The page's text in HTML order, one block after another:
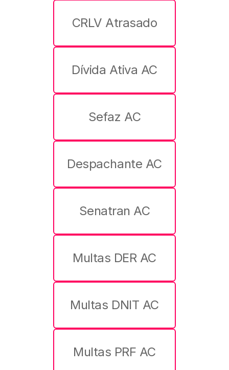
CRLV Atrasado
Dívida Ativa AC
Sefaz AC
Despachante AC
Senatran AC
Multas DER AC
Multas DNIT AC
Multas PRF AC